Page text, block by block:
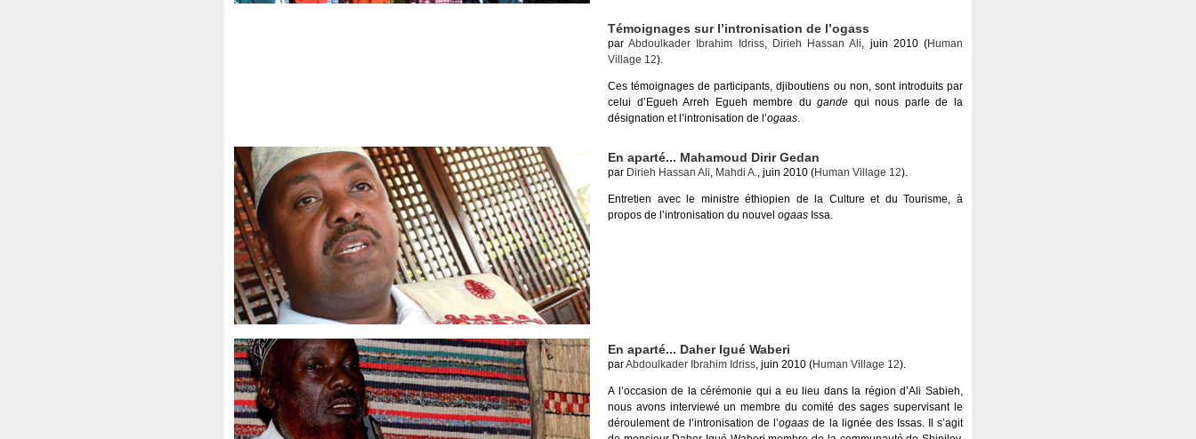
Témoignages sur l’intronisation de l’ogass
parAbdoulkader Ibrahim Idriss, Dirieh Hassan Ali, juin 2010 (Human
Village 12).
Ces témoignages de participants, djiboutiens ou non, sont introduits par
celui d’Egueh Arreh Egueh membre dugande qui nous parle de la
désignation et l’intronisation de l’ogaas.
En aparté... Mahamoud Dirir Gedan
par Dirieh Hassan Ali, Mahdi A., juin 2010 (Human Village 12).
Entretien avec le ministre éthiopien de la Culture et du Tourisme, à
propos de l’intronisation du nouvel ogaas Issa.
En aparté... Daher Igué Waberi
parAbdoulkader Ibrahim Idriss, juin 2010 (Human Village 12).
A l’occasion de la cérémonie qui a eu lieu dans la région d’Ali Sabieh,
nous avons interviewé un membre du comité des sages supervisant le
déroulement de l’intronisation de l’ogaas de la lignée des Issas. Il s’agit